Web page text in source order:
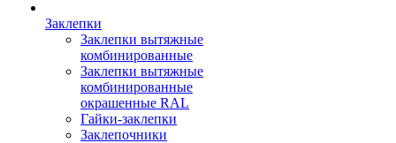
Заклепки
Заклепки вытяжные
комбинированные
Заклепки вытяжные
комбинированные
окрашенные RAL
Гайки-заклепки
Заклепочники